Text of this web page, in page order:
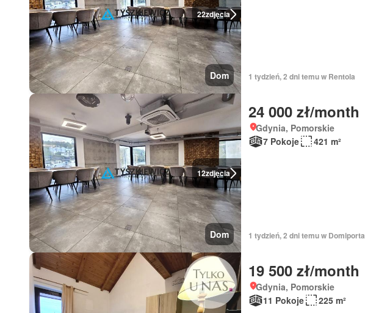
22zdjęcia
Dom 1 tydzień, 2 dni temu w Rentola
12zdjęcia
Dom
24 000 zł/month
Gdynia, Pomorskie
7 Pokoje
421 m²
1 tydzień, 2 dni temu w Domiporta
19 500 zł/month
Gdynia, Pomorskie
11 Pokoje
225 m²